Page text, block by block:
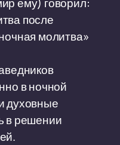
после
молитва»
в ночной
духовные
в решении